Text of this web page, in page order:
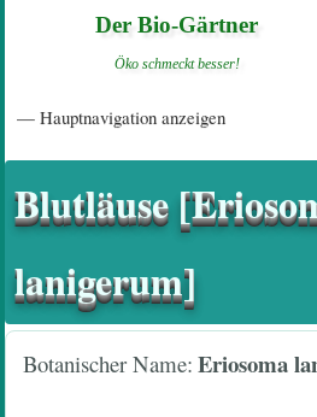
Der Bio-Gärtner
Öko schmeckt besser!
— Hauptnavigation anzeigen
Blutläuse
lanigerum]
Botanischer Name Eriosoma